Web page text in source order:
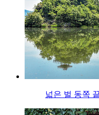
넓은 벌 동쪽